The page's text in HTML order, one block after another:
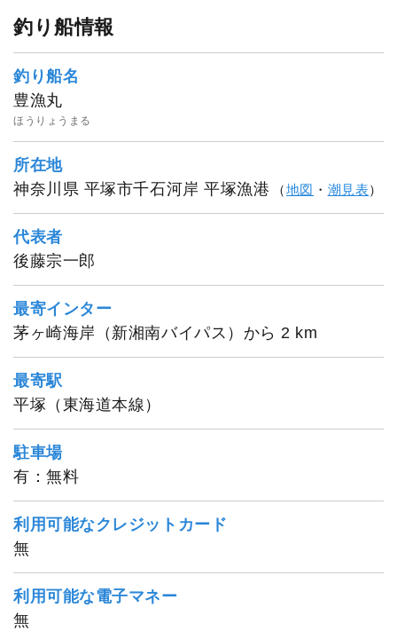
釣り船情報
釣り船名
豊漁丸
ほうりょうまる
所在地
神奈川県 平塚市千石河岸 平塚漁港
（地図 ・ 潮見表）
代表者
後藤宗一郎
最寄インター
茅ヶ崎海岸（新湘南バイパス）から 2 km
最寄駅
平塚（東海道本線）
駐車場
有：無料
利用可能なクレジットカード
無
利用可能な電子マネー
無
豊漁丸